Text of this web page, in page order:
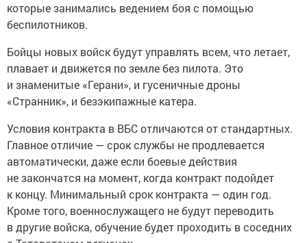
которые занимались ведением боя с помощью
беспилотников.
Бойцы новых войск будут управлять всем, что летает,
плавает и движется по земле без пилота. Это
и знаменитые «Герани», и гусеничные дроны
«Странник», и безэкипажные катера.
Условия контракта в ВБС отличаются от стандартных.
Главное отличие — срок службы не продлевается
автоматически, даже если боевые действия
не закончатся на момент, когда контракт подойдет
к концу. Минимальный срок контракта — один год.
Кроме того, военнослужащего не будут переводить
в другие войска, обучение будет проходить в соседних